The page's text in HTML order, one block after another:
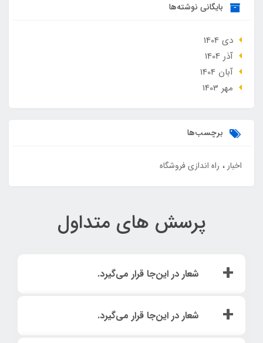
بایگانی نوشته‌ها
دی 1404
آذر 1404
آبان 1404
مهر 1403
برچسب‌ها
اخبار راه اندازی فروشگاه
پرسش های متداول
شعار در این‌جا قرار می‌گیرد.
چاپ و با استفاده از طراحان گرافیک است. چاپگرها و متون
شعار در این‌جا قرار می‌گیرد.